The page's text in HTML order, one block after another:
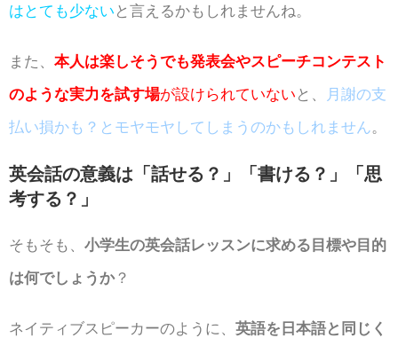
はとても少ない と言えるかもしれませんね。
また、 本人は楽しそうでも発表会やスピーチコンテスト
のような実力を試す場が設けられていない と、
月謝の支
払い損かも？とモヤモヤしてしまうのかもしれません。
英会話の意義は「話せる？」「書ける？」「思
考する？」
そもそも、 小学生の英会話レッスンに求める目標や目的
は何でしょうか？
ネイティブスピーカーのように、 英語を日本語と同じく